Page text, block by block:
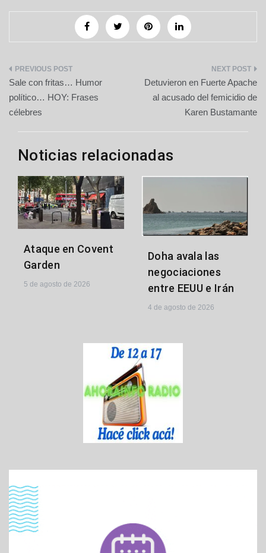
Navegación
de
entradas
Sale con fritas… Humor
político… HOY: Frases
célebres
Detuvieron en Fuerte Apache
al acusado del femicidio de
Karen Bustamante
Noticias relacionadas
Ataque en Covent
Garden
5 de agosto de 2026
Doha avala las
negociaciones
entre EEUU e Irán
4 de agosto de 2026